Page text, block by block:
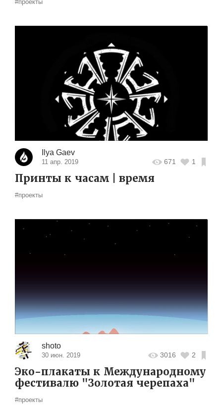
#проекты
Ilya Gaev
11 апр. 2019 671 1
Принты к часам | время
#проекты
shoto
30 июн. 2019 3016 2
Эко-плакаты к Международному
фестивалю "Золотая черепаха"
#проекты